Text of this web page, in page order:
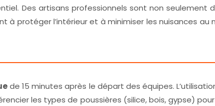
Des artisans professionnels sont non seulement
à protéger l’intérieur et à minimiser les nuisances
de 15 minutes après le départ des équipes.
les types de poussières (silice, bois, gypse)